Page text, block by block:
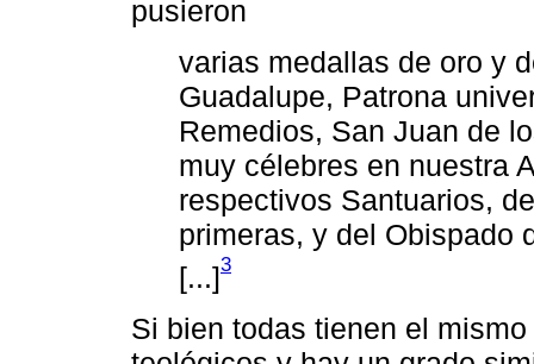
pusieron
varias medallas de oro y
Guadalupe, Patrona
Remedios, San Juan de
muy célebres en nuestra
respectivos Santuarios,
primeras, y del Obispado
[...]3
Si bien todas tienen el